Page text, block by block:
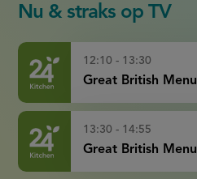
Nu & straks op TV
12:10 - 13:30
Great British Menu
13:30 - 14:55
Great British Menu